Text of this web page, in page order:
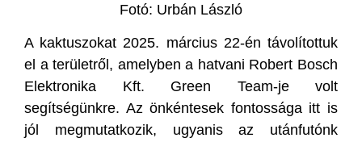
Fotó: Urbán László
A kaktuszokat 2025. március 22-én távolítottuk
el a területről, amelyben a hatvani Robert Bosch
Elektronika Kft. Green Team-je volt
segítségünkre. Az önkéntesek fontossága itt is
jól megmutatkozik, ugyanis az utánfutónk